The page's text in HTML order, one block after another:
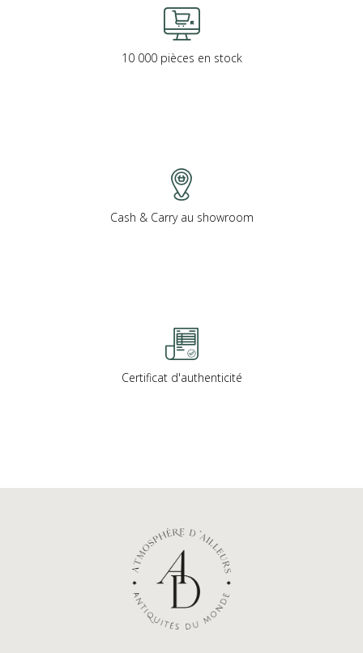
10 000 pièces en stock
Cash & Carry au showroom
Certificat d'authenticité